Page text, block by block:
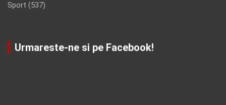
Sport (537)
Urmareste-ne si pe Facebook!